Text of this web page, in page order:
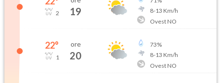
2 19
8-13 Km/h
Ovest NO
22°
1
ore
20
73%
8-13 Km/h
Ovest NO